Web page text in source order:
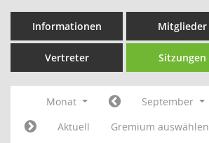
Informationen Mitglieder
Vertreter Sitzungen
Monat September
Aktuell
Gremium auswählen